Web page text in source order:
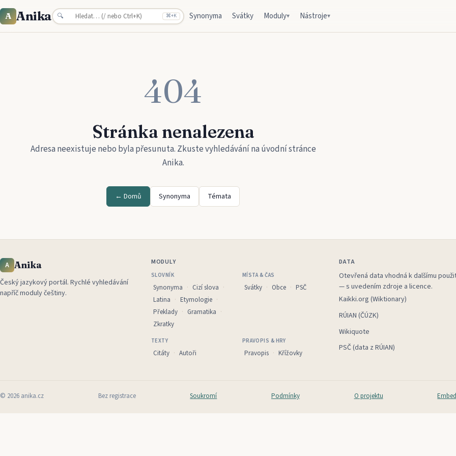
A Anika 🔍 ⌘+K Synonyma Svátky Moduly▾ Nástroje▾
404
Stránka nenalezena
Adresa neexistuje nebo byla přesunuta. Zkuste vyhledávání na úvodní stránce
Anika.
← Domů Synonyma Témata
A Anika
Český jazykový portál. Rychlé vyhledávání
napříč moduly češtiny.
MODULY
SLOVNÍK
Synonyma
Cizí slova
Latina
Etymologie
Překlady
Gramatika
Zkratky
MÍSTA & ČAS
Svátky Obce PSČ
TEXTY
Citáty Autoři
PRAVOPIS & HRY
Pravopis Křížovky
DATA
Otevřená data vhodná k dalšímu
— s uvedením zdroje a licence.
Kaikki.org (Wiktionary)
RÚIAN (ČÚZK)
Wikiquote
PSČ (data z RÚIAN)
© 2026 anika.cz Bez registrace Soukromí Podmínky O projektu